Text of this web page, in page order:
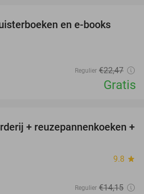
en e-books
Regulier €22,47
Gratis
30%
+ reuzepannenkoeken +
9.8 star
Regulier €14,15